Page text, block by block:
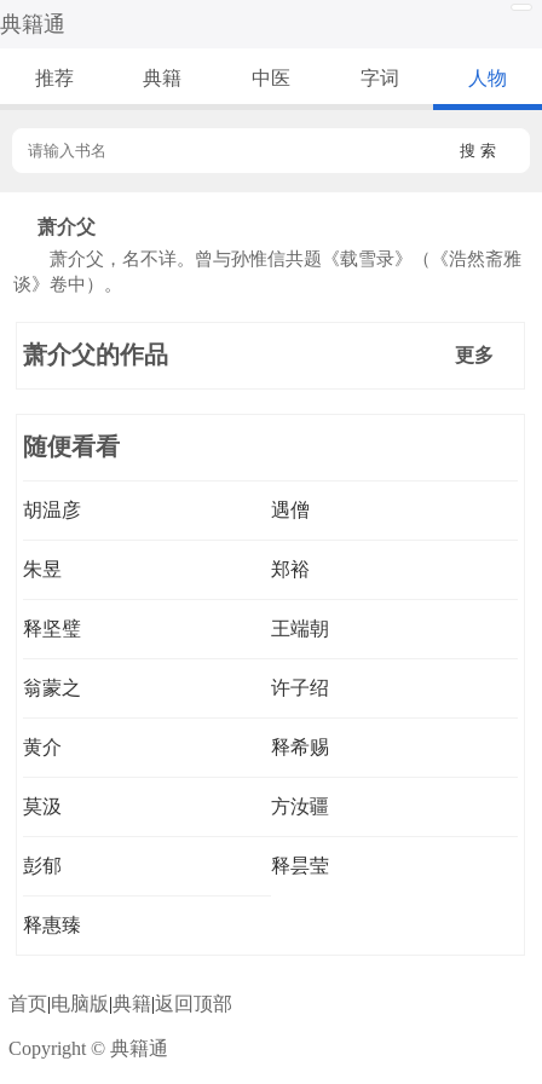
典籍通
推荐 典籍 中医 字词 人物
搜 索
萧介父
萧介父，名不详。曾与孙惟信共题《载雪录》（《浩然斋雅
谈》卷中）。
萧介父的作品 更多
随便看看
胡温彦 遇僧
朱昱 郑裕
释坚璧 王端朝
翁蒙之 许子绍
黄介 释希赐
莫汲 方汝疆
彭郁 释昙莹
释惠臻
首页|电脑版|典籍|返回顶部
Copyright © 典籍通